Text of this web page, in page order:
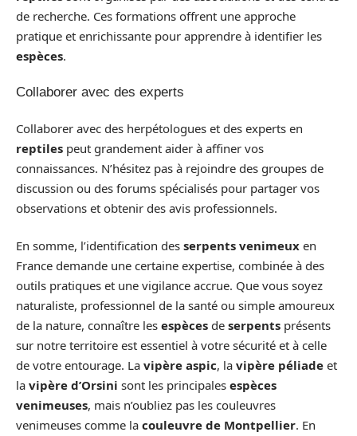
de recherche. Ces formations offrent une approche
pratique et enrichissante pour apprendre à identifier les
espèces.
Collaborer avec des experts
Collaborer avec des herpétologues et des experts en
reptiles peut grandement aider à affiner vos
connaissances. N’hésitez pas à rejoindre des groupes de
discussion ou des forums spécialisés pour partager vos
observations et obtenir des avis professionnels.
En somme, l’identification des serpents venimeux en
France demande une certaine expertise, combinée à des
outils pratiques et une vigilance accrue. Que vous soyez
naturaliste, professionnel de la santé ou simple amoureux
de la nature, connaître les espèces de serpents présents
sur notre territoire est essentiel à votre sécurité et à celle
de votre entourage. La vipère aspic, la vipère péliade et
la vipère d’Orsini sont les principales espèces
venimeuses, mais n’oubliez pas les couleuvres
venimeuses comme la couleuvre de Montpellier. En